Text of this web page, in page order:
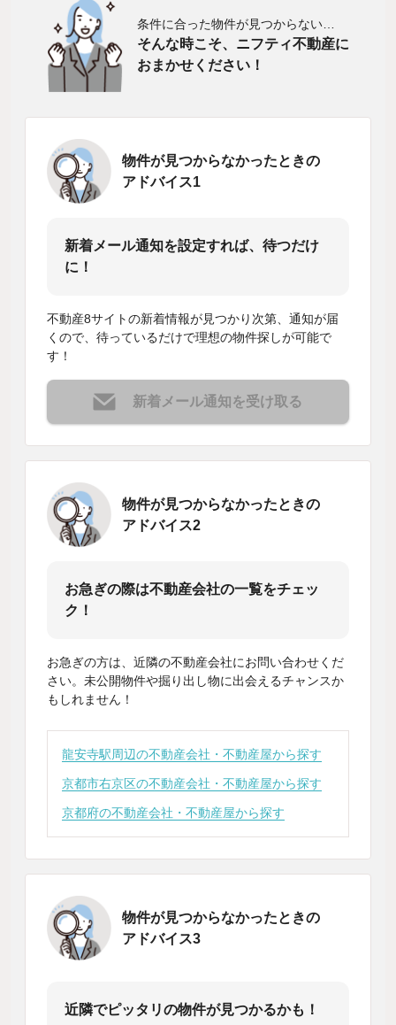
条件に合った物件が見つからない…
そんな時こそ、ニフティ不動産に
おまかせください！
物件が見つからなかったときの
アドバイス1
新着メール通知を設定すれば、待つだけ
に！
不動産8サイトの新着情報が見つかり次第、通知が届
くので、待っているだけで理想の物件探しが可能で
す！
新着メール通知を受け取る
物件が見つからなかったときの
アドバイス2
お急ぎの際は不動産会社の一覧をチェッ
ク！
お急ぎの方は、近隣の不動産会社にお問い合わせくだ
さい。未公開物件や掘り出し物に出会えるチャンスか
もしれません！
龍安寺駅周辺の不動産会社・不動産屋から探す
京都市右京区の不動産会社・不動産屋から探す
京都府の不動産会社・不動産屋から探す
物件が見つからなかったときの
アドバイス3
近隣でピッタリの物件が見つかるかも！